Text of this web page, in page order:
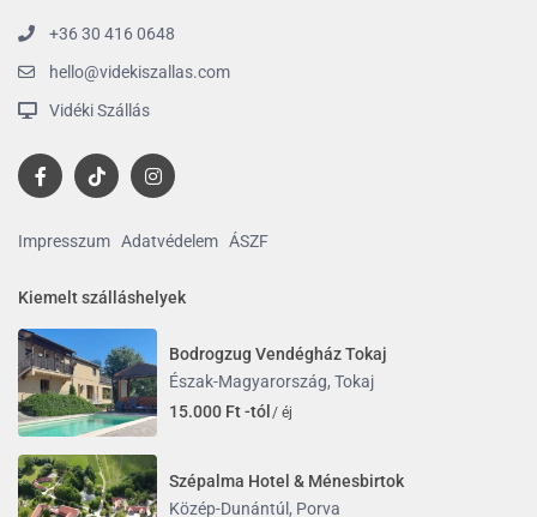
+36 30 416 0648
hello@videkiszallas.com
Vidéki Szállás
Impresszum Adatvédelem ÁSZF
Kiemelt szálláshelyek
Bodrogzug Vendégház Tokaj
Észak-Magyarország, Tokaj
15.000 Ft -tól / éj
Szépalma Hotel & Ménesbirtok
Közép-Dunántúl , Porva